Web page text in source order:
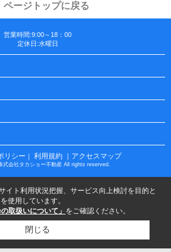
ページトップに戻る
営業時間:9:00～18：00
定休日:水曜日
リシー 利用規約 ｜アクセスマップ
式会社タカショー不動産 All rights reserved.
イト利用状況把握、サービス向上検討を目的と
使用しています。
の取扱いについて」 をご確認ください。
閉じる